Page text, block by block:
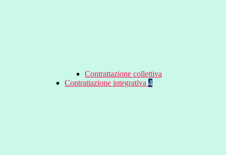
Contrattazione collettiva
Contrattazione integrativa 4